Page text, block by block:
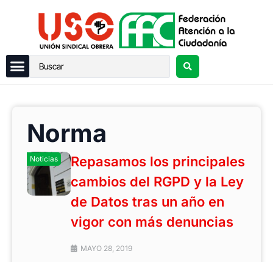
Norma
Noticias
Repasamos los principales
cambios del RGPD y la Ley
de Datos tras un año en
vigor con más denuncias
MAYO 28, 2019